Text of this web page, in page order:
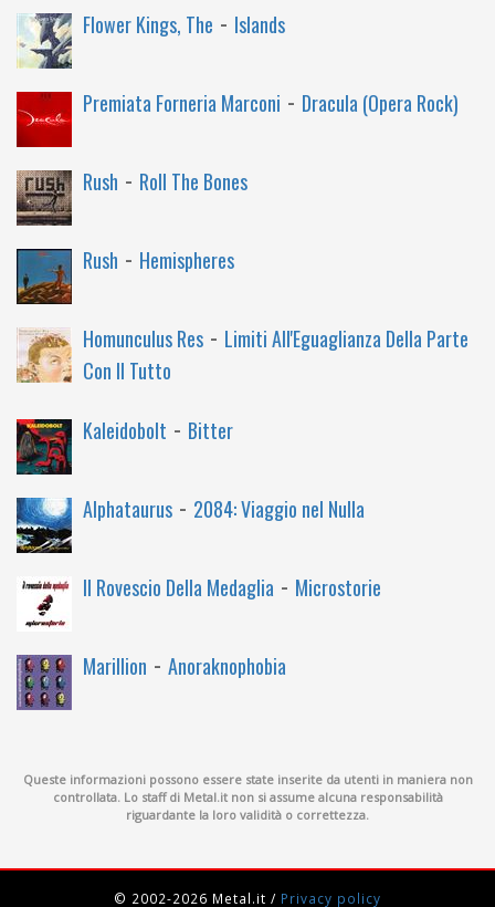
Flower Kings, The - Islands
Premiata Forneria Marconi - Dracula (Opera Rock)
Rush - Roll The Bones
Rush - Hemispheres
Homunculus Res - Limiti All'Eguaglianza Della Parte
Con Il Tutto
Kaleidobolt - Bitter
Alphataurus - 2084: Viaggio nel Nulla
Il Rovescio Della Medaglia - Microstorie
Marillion - Anoraknophobia
Queste informazioni possono essere state inserite da utenti in maniera non
controllata. Lo staff di Metal.it non si assume alcuna responsabilità
riguardante la loro validità o correttezza.
© 2002-2026 Metal.it / Privacy policy